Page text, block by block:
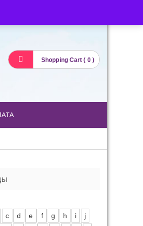
Shopping Cart ( 0 )
c d e f g h i
j